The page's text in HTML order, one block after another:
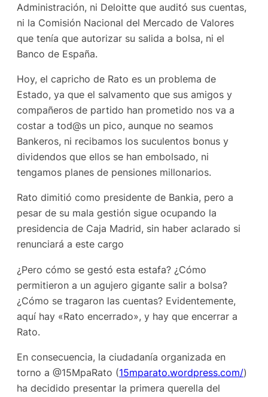
Administración, ni Deloitte que auditó sus cuentas,
ni la Comisión Nacional del Mercado de Valores
que tenía que autorizar su salida a bolsa, ni el
Banco de España.
Hoy, el capricho de Rato es un problema de
Estado, ya que el salvamento que sus amigos y
compañeros de partido han prometido nos va a
costar a tod@s un pico, aunque no seamos
Bankeros, ni recibamos los suculentos bonus y
dividendos que ellos se han embolsado, ni
tengamos planes de pensiones millonarios.
Rato dimitió como presidente de Bankia, pero a
pesar de su mala gestión sigue ocupando la
presidencia de Caja Madrid, sin haber aclarado si
renunciará a este cargo
¿Pero cómo se gestó esta estafa? ¿Cómo
permitieron a un agujero gigante salir a bolsa?
¿Cómo se tragaron las cuentas? Evidentemente,
aquí hay «Rato encerrado», y hay que encerrar a
Rato.
En consecuencia, la ciudadanía organizada en
torno a @15MpaRato (15mparato.wordpress.com/)
ha decidido presentar la primera querella del